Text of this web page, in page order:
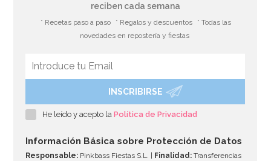
reciben cada semana
* Recetas paso a paso * Regalos y descuentos
* Todas las
novedades en repostería y fiestas
INSCRIBIRSE
He leído y acepto laPolítica de Privacidad
Información Básica sobre Protección de Datos
Responsable: Pinkbass Fiestas S.L. | Finalidad: Transferencias